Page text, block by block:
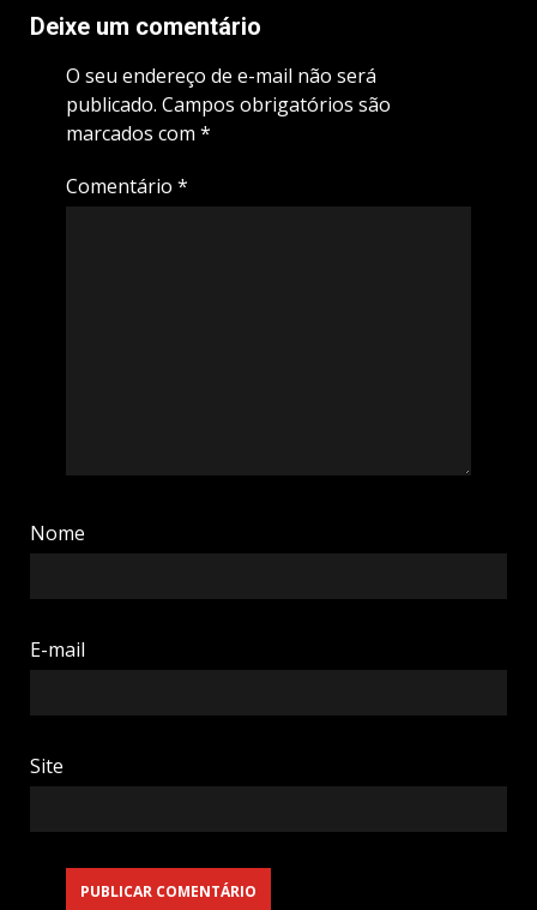
Deixe um comentário
O seu endereço de e-mail não será
publicado. Campos obrigatórios são
marcados com *
Comentário *
Nome
E-mail
Site